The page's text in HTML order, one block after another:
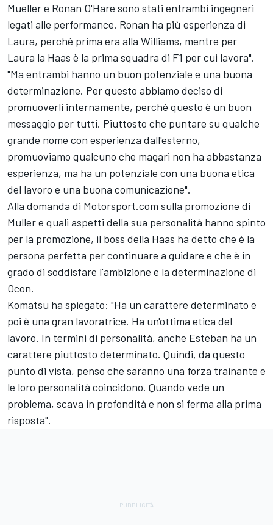
Mueller e Ronan O'Hare sono stati entrambi ingegneri
legati alle performance. Ronan ha più esperienza di
Laura, perché prima era alla Williams, mentre per
Laura la Haas è la prima squadra di F1 per cui lavora".
"Ma entrambi hanno un buon potenziale e una buona
determinazione. Per questo abbiamo deciso di
promuoverli internamente, perché questo è un buon
messaggio per tutti. Piuttosto che puntare su qualche
grande nome con esperienza dall'esterno,
promuoviamo qualcuno che magari non ha abbastanza
esperienza, ma ha un potenziale con una buona etica
del lavoro e una buona comunicazione".
Alla domanda di Motorsport.com sulla promozione di
Muller e quali aspetti della sua personalità hanno spinto
per la promozione, il boss della Haas ha detto che è la
persona perfetta per continuare a guidare e che è in
grado di soddisfare l'ambizione e la determinazione di
Ocon.
Komatsu ha spiegato: "Ha un carattere determinato e
poi è una gran lavoratrice. Ha un'ottima etica del
lavoro. In termini di personalità, anche Esteban ha un
carattere piuttosto determinato. Quindi, da questo
punto di vista, penso che saranno una forza trainante e
le loro personalità coincidono. Quando vede un
problema, scava in profondità e non si ferma alla prima
risposta".